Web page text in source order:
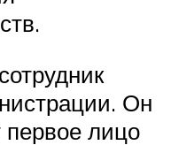
Он
первое лицо